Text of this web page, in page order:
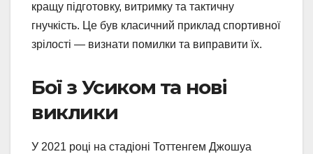
кращу підготовку, витримку та тактичну
гнучкість. Це був класичний приклад спортивної
зрілості — визнати помилки та виправити їх.
Бої з Усиком та нові
виклики
У 2021 році на стадіоні Тоттенгем Джошуа